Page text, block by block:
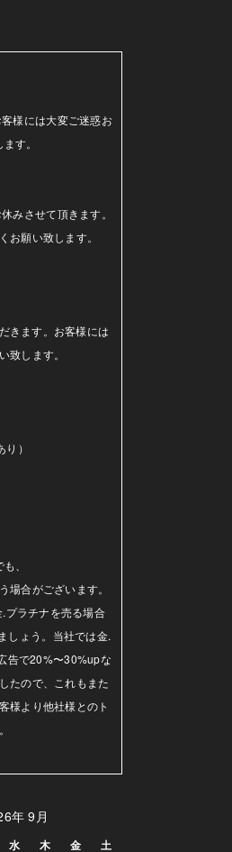
様には大変ご迷惑お
す。
みさせて頂きます。
願い致します。
きます。お客様には
致します。
）
、
合がございます。
プラチナを売る場合
しょう。当社では金.
告で20%〜30%upな
たので、これもまた
様より他社様とのト
年 9月
水 木 金 土